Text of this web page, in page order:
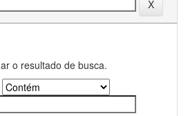
o resultado de busca.